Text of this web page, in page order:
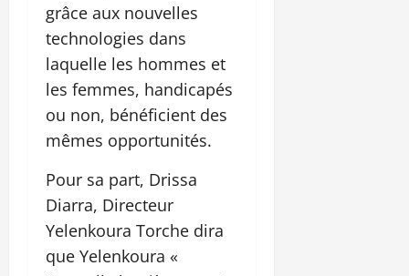
grâce aux nouvelles
technologies dans
laquelle les hommes et
les femmes, handicapés
ou non, bénéficient des
mêmes opportunités.
Pour sa part, Drissa
Diarra, Directeur
Yelenkoura Torche dira
que Yelenkoura «